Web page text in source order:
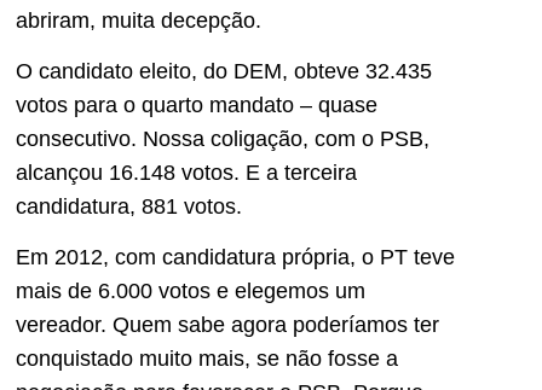
abriram, muita decepção.
O candidato eleito, do DEM, obteve 32.435
votos para o quarto mandato – quase
consecutivo. Nossa coligação, com o PSB,
alcançou 16.148 votos. E a terceira
candidatura, 881 votos.
Em 2012, com candidatura própria, o PT teve
mais de 6.000 votos e elegemos um
vereador. Quem sabe agora poderíamos ter
conquistado muito mais, se não fosse a